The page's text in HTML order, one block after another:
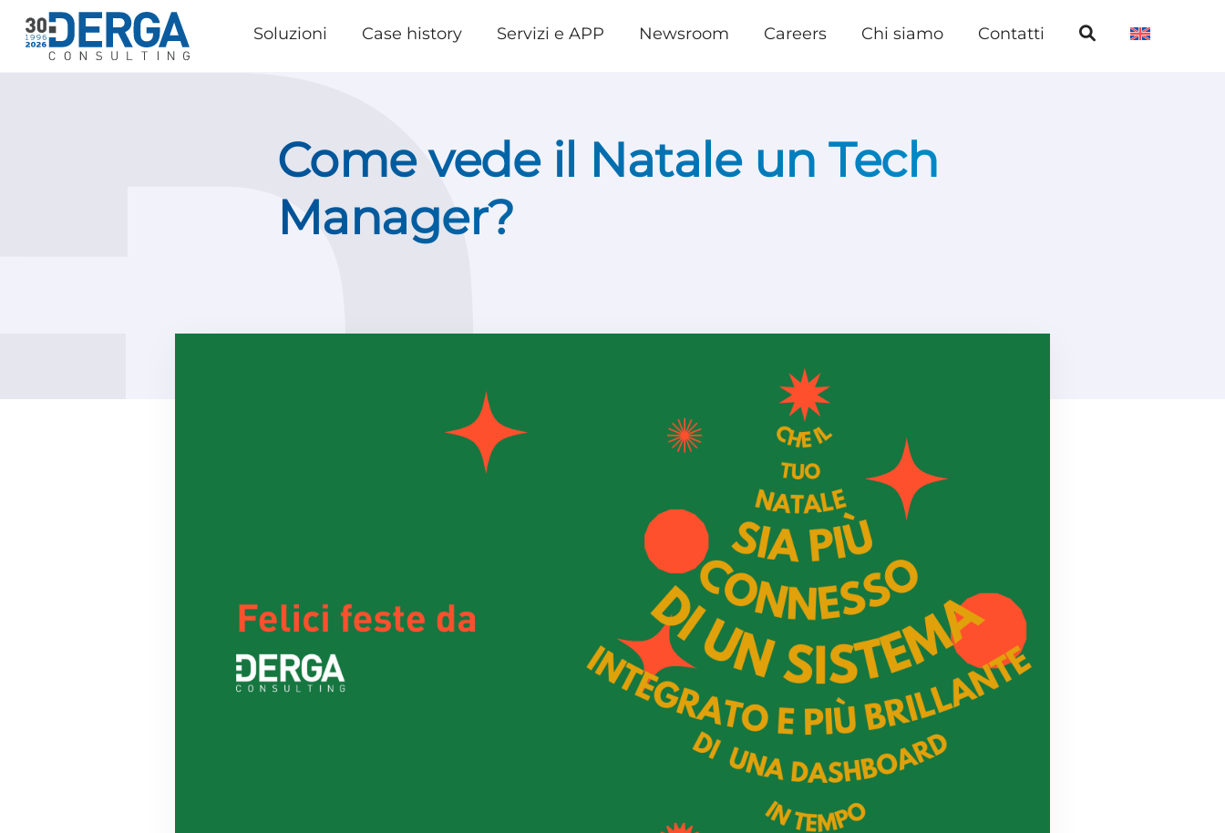
Soluzioni Case history Servizi e APP Newsroom Careers Chi siamo Contatti
Come vede il Natale un Tech
Manager?